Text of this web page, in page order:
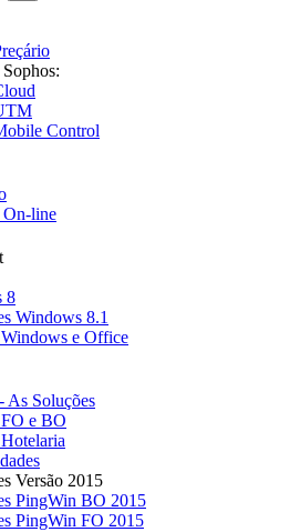
Control
On-line
8
Windows 8.1
e Office
As Soluções
e BO
Versão 2015
PingWin BO 2015
PingWin FO 2015